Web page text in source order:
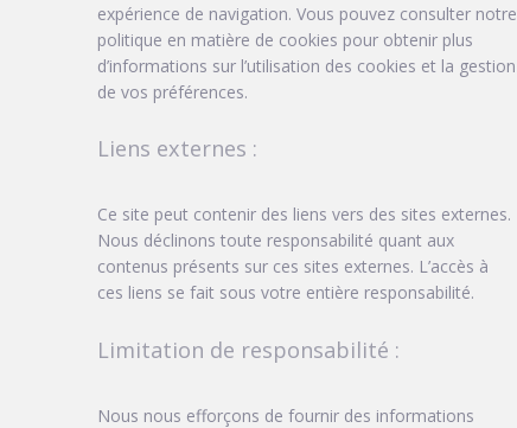
expérience de navigation. Vous pouvez consulter notre
politique en matière de cookies pour obtenir plus
d’informations sur l’utilisation des cookies et la gestion
de vos préférences.
Liens externes :
Ce site peut contenir des liens vers des sites externes.
Nous déclinons toute responsabilité quant aux
contenus présents sur ces sites externes. L’accès à
ces liens se fait sous votre entière responsabilité.
Limitation de responsabilité :
Nous nous efforçons de fournir des informations